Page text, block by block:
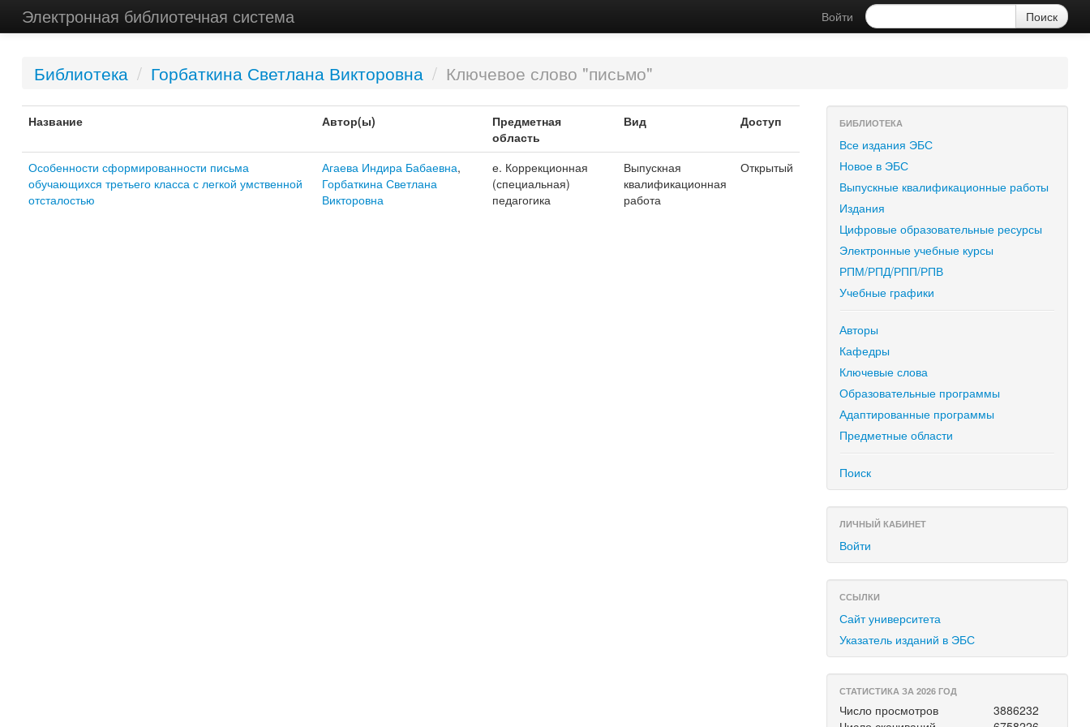
Электронная библиотечная система Войти
Библиотека / Горбаткина Светлана Викторовна / Ключевое слово "письмо"
Название Автор(ы)
Предметная
область
Вид Доступ
Особенности сформированности письма
обучающихся третьего класса с легкой умственной
отсталостью
Агаева Индира Бабаевна,
Горбаткина Светлана
Викторовна
е. Коррекционная
(специальная)
педагогика
Выпускная
квалификационная
работа
Открытый
БИБЛИОТЕКА
Все издания ЭБС
Новое в ЭБС
Выпускные квалификационные работы
Издания
Цифровые образовательные ресурсы
Электронные учебные курсы
РПМ/РПД/РПП/РПВ
Учебные графики
Авторы
Кафедры
Ключевые слова
Образовательные программы
Адаптированные программы
Предметные области
Поиск
ЛИЧНЫЙ КАБИНЕТ
Войти
ССЫЛКИ
Сайт университета
Указатель изданий в ЭБС
СТАТИСТИКА ЗА 2026 ГОД
Число просмотров
3886232